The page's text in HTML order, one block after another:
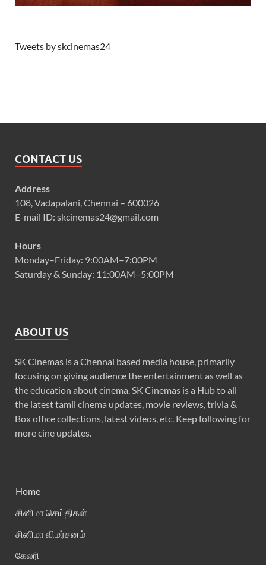
Tweets by skcinemas24
CONTACT US
Address
108, Vadapalani, Chennai – 600026
E-mail ID: skcinemas24@gmail.com
Hours
Monday–Friday: 9:00AM–7:00PM
Saturday & Sunday: 11:00AM–5:00PM
ABOUT US
SK Cinemas is a Chennai based media house, primarily
focusing on giving audience the entertainment as well as
the education about cinema. SK Cinemas is a Hub to all
the latest tamil cinema updates, movie reviews, trivia &
Box office collections, latest videos, etc. Keep following for
more cine updates.
Home
சினிமா செய்திகள்
சினிமா விமர்சனம்
கேலரி